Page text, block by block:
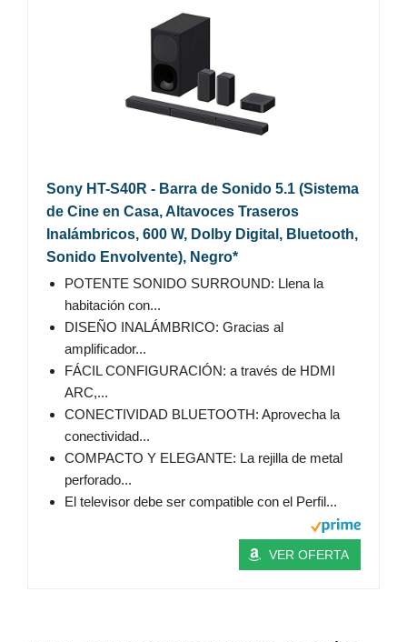
Sony HT-S40R - Barra de Sonido 5.1 (Sistema
de Cine en Casa, Altavoces Traseros
Inalámbricos, 600 W, Dolby Digital, Bluetooth,
Sonido Envolvente), Negro*
POTENTE SONIDO SURROUND: Llena la
habitación con...
DISEÑO INALÁMBRICO: Gracias al
amplificador...
FÁCIL CONFIGURACIÓN: a través de HDMI
ARC,...
CONECTIVIDAD BLUETOOTH: Aprovecha la
conectividad...
COMPACTO Y ELEGANTE: La rejilla de metal
perforado...
El televisor debe ser compatible con el Perfil...
VER OFERTA